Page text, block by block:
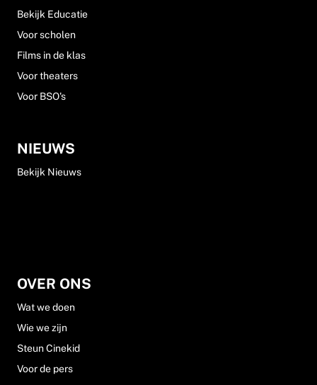
Bekijk Educatie
Voor scholen
Films in de klas
Voor theaters
Voor BSO's
NIEUWS
Bekijk Nieuws
OVER ONS
Wat we doen
Wie we zijn
Steun Cinekid
Voor de pers